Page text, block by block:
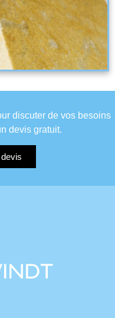
discuter de vos besoins
devis gratuit.